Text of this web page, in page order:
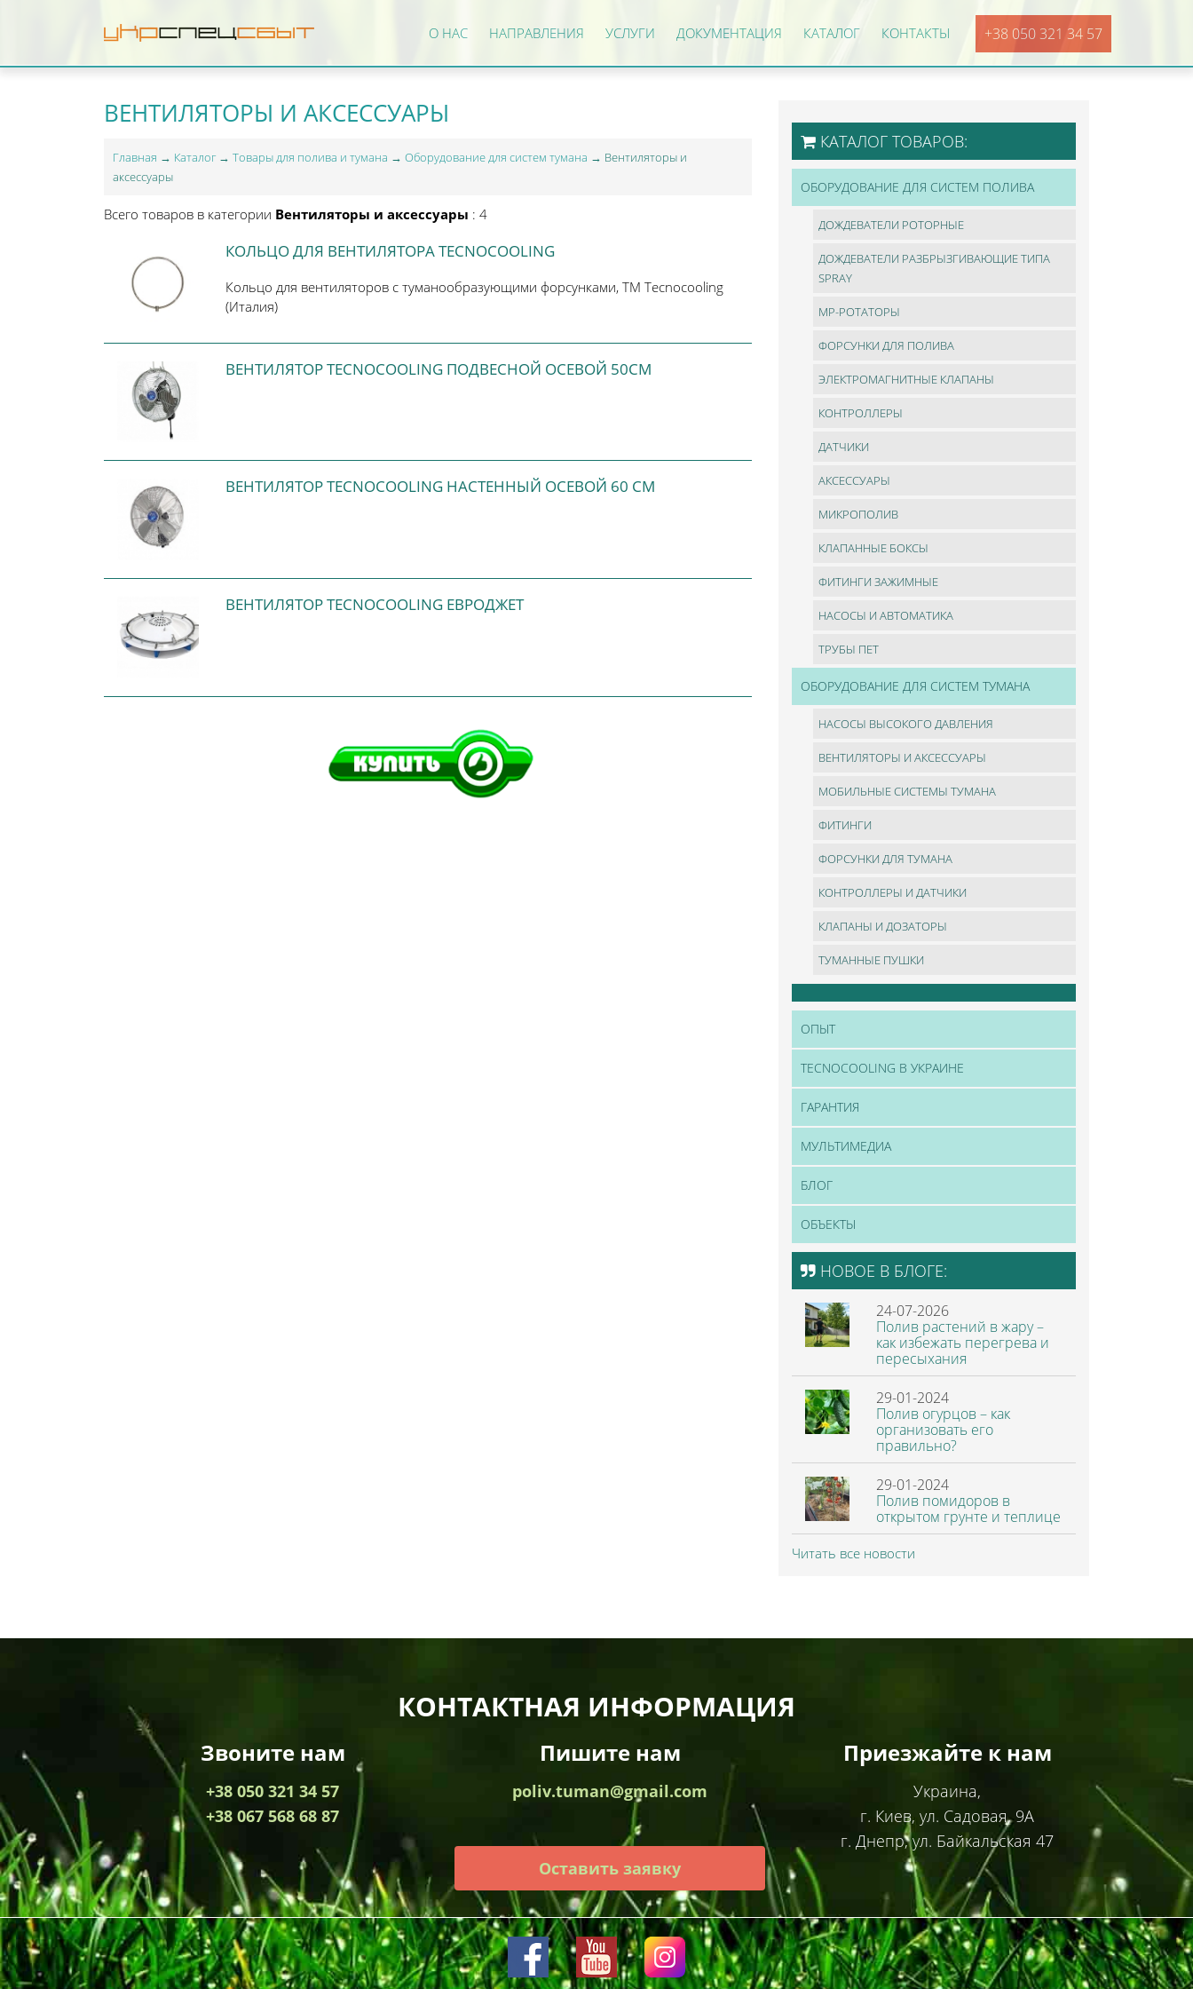
О НАС НАПРАВЛЕНИЯ УСЛУГИ ДОКУМЕНТАЦИЯ КАТАЛОГ КОНТАКТЫ +38 050 321 34 57
ВЕНТИЛЯТОРЫ И АКСЕССУАРЫ
Главная → Каталог→ Товары для полива и тумана → Оборудование для систем тумана → Вентиляторы и
аксессуары
Всего товаров в категории Вентиляторы и аксессуары : 4
КОЛЬЦО ДЛЯ ВЕНТИЛЯТОРА TECNOCOOLING
Кольцо для вентиляторов с туманообразующими форсунками, ТМ Tecnocooling
(Италия)
ВЕНТИЛЯТОР TECNOCOOLING ПОДВЕСНОЙ ОСЕВОЙ 50СМ
ВЕНТИЛЯТОР TECNOCOOLING НАСТЕННЫЙ ОСЕВОЙ 60 СМ
ВЕНТИЛЯТОР TECNOCOOLING ЕВРОДЖЕТ
КАТАЛОГ ТОВАРОВ:
ОБОРУДОВАНИЕ ДЛЯ СИСТЕМ ПОЛИВА
ДОЖДЕВАТЕЛИ РОТОРНЫЕ
ДОЖДЕВАТЕЛИ РАЗБРЫЗГИВАЮЩИЕ ТИПА
SPRAY
МР-РОТАТОРЫ
ФОРСУНКИ ДЛЯ ПОЛИВА
ЭЛЕКТРОМАГНИТНЫЕ КЛАПАНЫ
КОНТРОЛЛЕРЫ
ДАТЧИКИ
АКСЕССУАРЫ
МИКРОПОЛИВ
КЛАПАННЫЕ БОКСЫ
ФИТИНГИ ЗАЖИМНЫЕ
НАСОСЫ И АВТОМАТИКА
ТРУБЫ ПЕТ
ОБОРУДОВАНИЕ ДЛЯ СИСТЕМ ТУМАНА
НАСОСЫ ВЫСОКОГО ДАВЛЕНИЯ
ВЕНТИЛЯТОРЫ И АКСЕССУАРЫ
МОБИЛЬНЫЕ СИСТЕМЫ ТУМАНА
ФИТИНГИ
ФОРСУНКИ ДЛЯ ТУМАНА
КОНТРОЛЛЕРЫ И ДАТЧИКИ
КЛАПАНЫ И ДОЗАТОРЫ
ТУМАННЫЕ ПУШКИ
ОПЫТ
TECNOCOOLING В УКРАИНЕ
ГАРАНТИЯ
МУЛЬТИМЕДИА
БЛОГ
ОБЪЕКТЫ
НОВОЕ В БЛОГЕ:
24-07-2026
Полив растений в жару –
как избежать перегрева и
пересыхания
29-01-2024
Полив огурцов – как
организовать его
правильно?
29-01-2024
Полив помидоров в
открытом грунте и теплице
Читать все новости
КОНТАКТНАЯ ИНФОРМАЦИЯ
Звоните нам
+38 050 321 34 57
+38 067 568 68 87
Пишите нам
poliv.tuman@gmail.com
Оставить заявку
Приезжайте к нам
Украина,
г. Киев, ул. Садовая, 9А
г. Днепр, ул. Байкальская 47